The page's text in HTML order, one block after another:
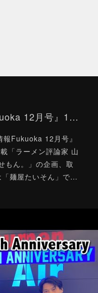
【連載】『シティ情報Fukuoka 12月号』11/20
Fukuoka 12月号』
「ラーメン評論家 山
もん。」の企画、取
麺屋たいそん」で…